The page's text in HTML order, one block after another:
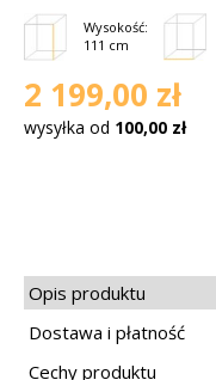
Wysokość:
111 cm
2 199,00 zł
wysyłka od 100,00 zł
Opis produktu
Dostawa i płatność
Cechy produktu